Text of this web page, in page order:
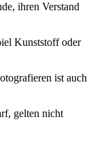
ihren Verstand
Kunststoff oder
ist auch
gelten nicht